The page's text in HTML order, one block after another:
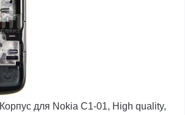
Корпус для Nokia C1-01, High quality,